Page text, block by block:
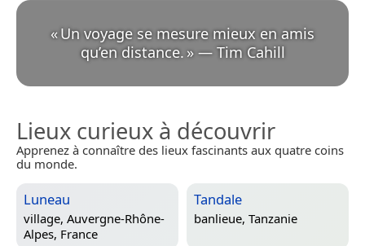
«Un voyage se mesure mieux en amis
qu’en distance. » — Tim Cahill
Lieux curieux à découvrir
Apprenez à connaître des lieux fascinants aux quatre coins
du monde.
Luneau
village, Auvergne-Rhône-
Alpes, France
Tandale
banlieue, Tanzanie